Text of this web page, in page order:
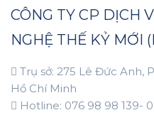
CÔNG TY CP DỊCH
NGHỆ THẾ KỶ MỚI
Trụ sở: 275 Lê Đức Anh,
Hồ Chí Minh
Hotline: 076 98 98 139-